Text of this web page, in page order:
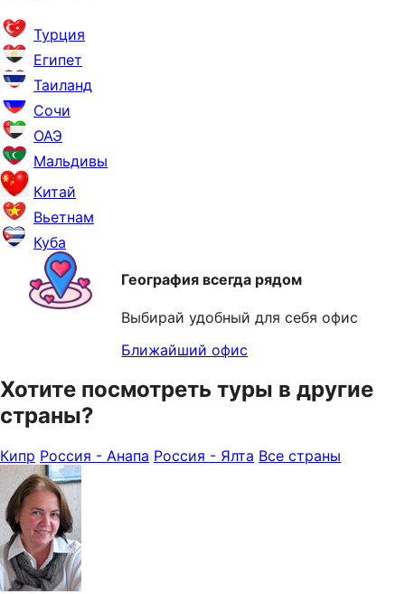
Турция
Египет
Таиланд
Сочи
ОАЭ
Мальдивы
Китай
Вьетнам
Куба
География всегда рядом
Выбирай удобный для себя офис
Ближайший офис
Хотите посмотреть туры в другие
страны?
Кипр Россия - Анапа Россия - Ялта Все страны